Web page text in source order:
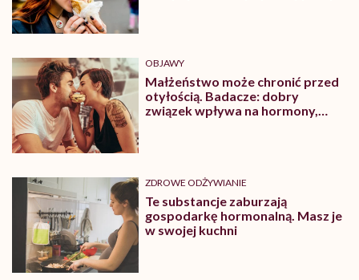
OBJAWY
Małżeństwo może chronić przed
otyłością. Badacze: dobry
związek wpływa na hormony,
ZDROWE ODŻYWIANIE
Te substancje zaburzają
gospodarkę hormonalną. Masz je
w swojej kuchni